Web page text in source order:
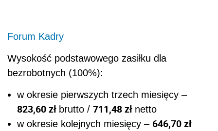
Forum Kadry
Wysokość podstawowego zasiłku dla
bezrobotnych (100%):
w okresie pierwszych trzech miesięcy –
823,60 zł brutto / 711,48 zł netto
w okresie kolejnych miesięcy – 646,70 zł